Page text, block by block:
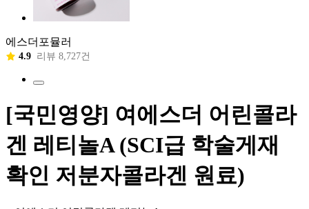
에스더포뮬러
4.9 리뷰 8,727건
[국민영양] 여에스더 어린콜라
겐 레티놀A (SCI급 학술게재
확인 저분자콜라겐 원료)